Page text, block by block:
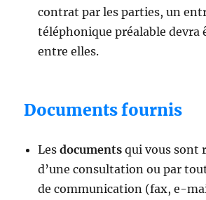
contrat par les parties, un
téléphonique préalable devra
entre elles.
Documents fournis
Lesdocumentsqui vous sont
d’une consultation ou par
de communication (fax, e-